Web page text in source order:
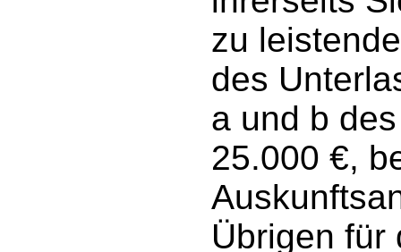
zu
des
a und b
25.000 €,
Übrigen für